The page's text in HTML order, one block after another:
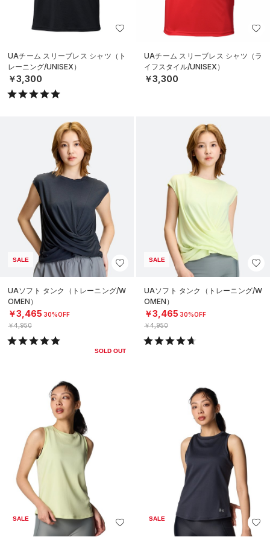
UAチーム スリーブレス シャツ（ト
レーニング/UNISEX）
￥3,300
UAチーム スリーブレス シャツ（ラ
イフスタイル/UNISEX）
￥3,300
SALE
UAソフト タンク（トレーニング/W
OMEN）
￥3,465 30%OFF
￥4,950
SOLD OUT
SALE
UAソフト タンク（トレーニング/W
OMEN）
￥3,465 30%OFF
￥4,950
SALE SALE